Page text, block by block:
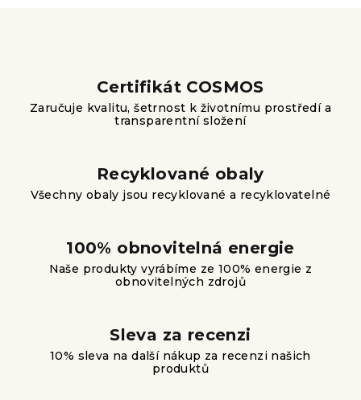
r
v
k
v
ý
p
s
Certifikát COSMOS
Zaručuje kvalitu, šetrnost k životnímu prostředí a
transparentní složení
Recyklované obaly
Všechny obaly jsou recyklované a recyklovatelné
100% obnovitelná energie
Naše produkty vyrábíme ze 100% energie z
obnovitelných zdrojů
Sleva za recenzi
10% sleva na další nákup za recenzi našich
produktů